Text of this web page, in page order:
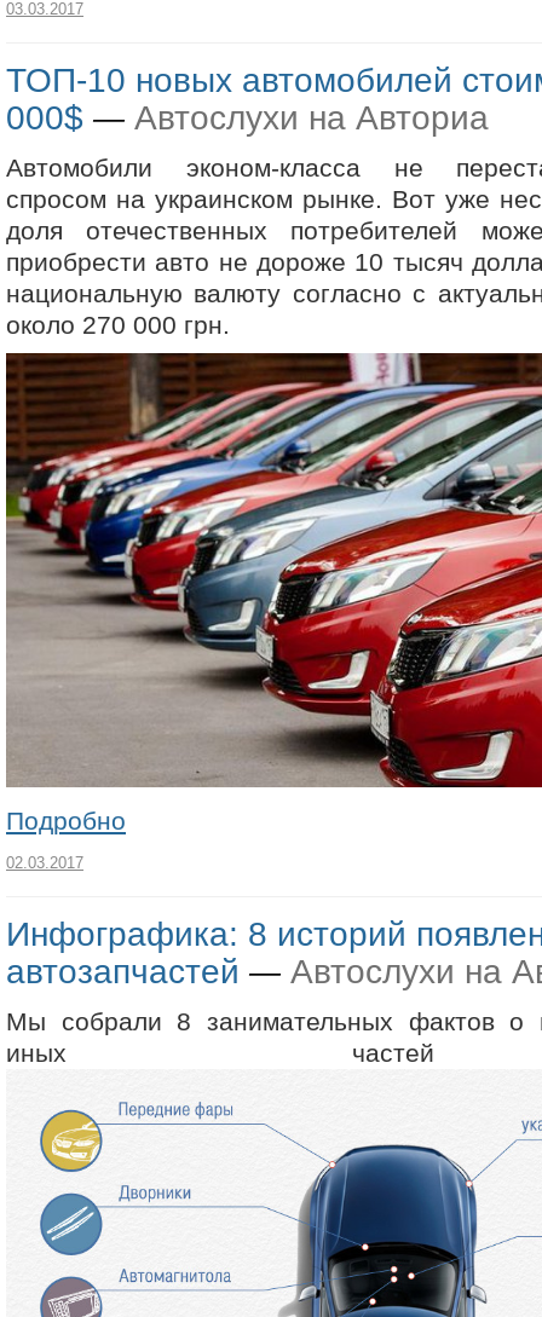
03.03.2017
ТОП-10 новых автомобилей
000$ — Автослухи на Авториа
Автомобили эконом-класса не
спросом на украинском рынке. Вот уже
доля отечественных потребителей
приобрести авто не дороже 10 тысяч
национальную валюту согласно с
около 270 000 грн.
Подробно
02.03.2017
Инфографика: 8 историй
автозапчастей — Автослухи на
Мы собрали 8 занимательных фактов о
иных частей